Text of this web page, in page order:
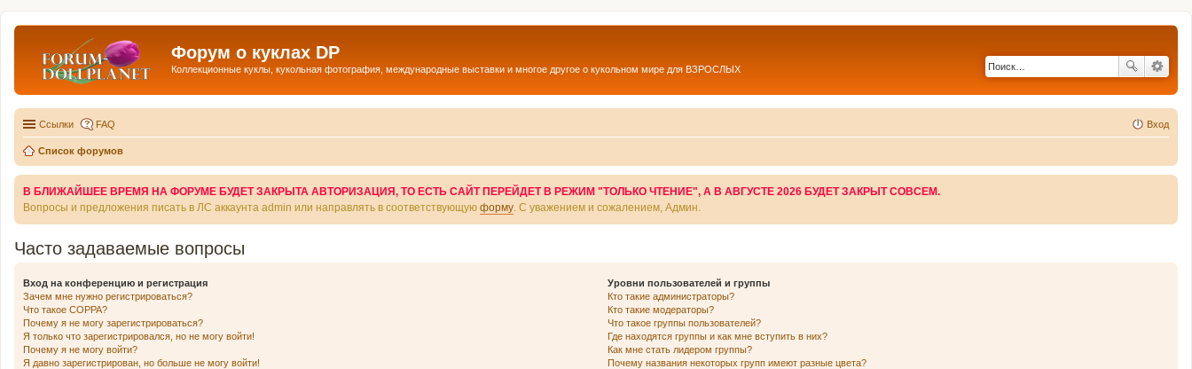
Форум о куклах DP
Коллекционные куклы, кукольная фотография, международные выставки и многое другое о кукольном мире для ВЗРОСЛЫХ
Ссылки FAQ Вход
Список форумов
В БЛИЖАЙШЕЕ ВРЕМЯ НА ФОРУМЕ БУДЕТ ЗАКРЫТА АВТОРИЗАЦИЯ, ТО ЕСТЬ САЙТ ПЕРЕЙДЕТ В РЕЖИМ "ТОЛЬКО ЧТЕНИЕ", А В АВГУСТЕ 2026 БУДЕТ ЗАКРЫТ СОВСЕМ.
Вопросы и предложения писать в ЛС аккаунта admin или направлять в соответствующую форму . С уважением и сожалением, Админ.
Часто задаваемые вопросы
Вход на конференцию и регистрация
Зачем мне нужно регистрироваться?
Что такое COPPA?
Почему я не могу зарегистрироваться?
Я только что зарегистрировался, но не могу войти!
Почему я не могу войти?
Я давно зарегистрирован, но больше не могу войти!
Уровни пользователей и группы
Кто такие администраторы?
Кто такие модераторы?
Что такое группы пользователей?
Где находятся группы и как мне вступить в них?
Как мне стать лидером группы?
Почему названия некоторых групп имеют разные цвета?